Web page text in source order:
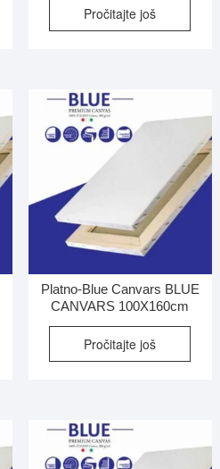
Pročitajte još
Platno-Blue Canvars BLUE
CANVARS 100X160cm
Pročitajte još